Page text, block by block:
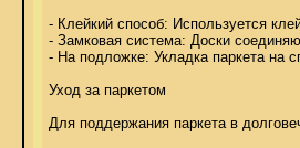
- Клейкий способ: Используется
- Замковая система: Доски
- На подложке: Укладка паркета на
Уход за паркетом
Для поддержания паркета в